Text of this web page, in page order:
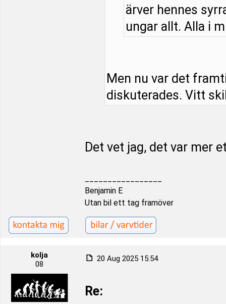
ärver hennes
ungar allt. Alla i
Men nu var det
diskuterades. Vitt
Det vet jag, det var mer
Benjamin E
Utan bil ett tag framöver
kolja
08
20 Aug 2025 15:54
Re: